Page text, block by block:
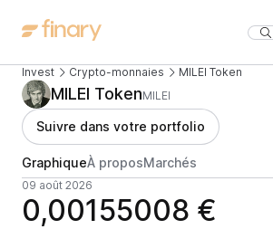
Invest Crypto-monnaies MILEI Token
MILEI TokenMILEI
Suivre dans votre portfolio
GraphiqueÀ proposMarchés
09 août 2026
0,00155008 €